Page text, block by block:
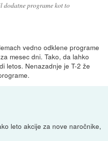
dodatne programe kot to
vedno odklene programe
mesec dni. Tako, da lahko
letos. Nenazadnje je T-2 že
leto akcije za nove naročnike,